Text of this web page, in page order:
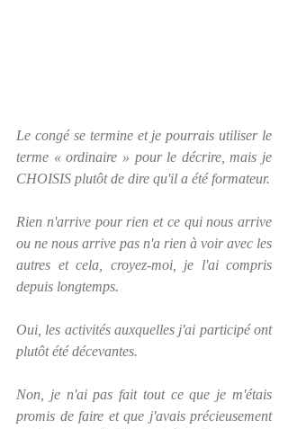
Le congé se termine et je pourrais utiliser le
terme « ordinaire » pour le décrire, mais je
Rien n'arrive pour rien et ce qui nous arrive
ou ne nous arrive pas n'a rien à voir avec les
autres et cela, croyez-moi, je l'ai compris
depuis longtemps.
Oui, les activités auxquelles j'ai participé ont
plutôt été décevantes.
Non, je n'ai pas fait tout ce que je m'étais
promis de faire et que j'avais précieusement